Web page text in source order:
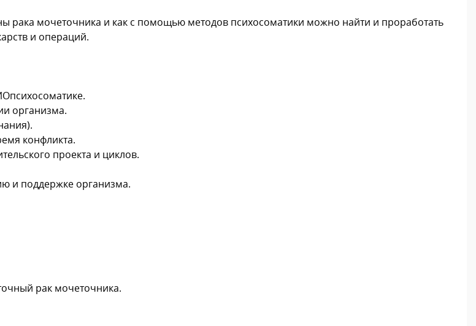
рака мочеточника и как с помощью методов психосоматики можно найти и проработать
и операций.
организма.
конфликта.
проекта и циклов.
и поддержке организма.
рак мочеточника.